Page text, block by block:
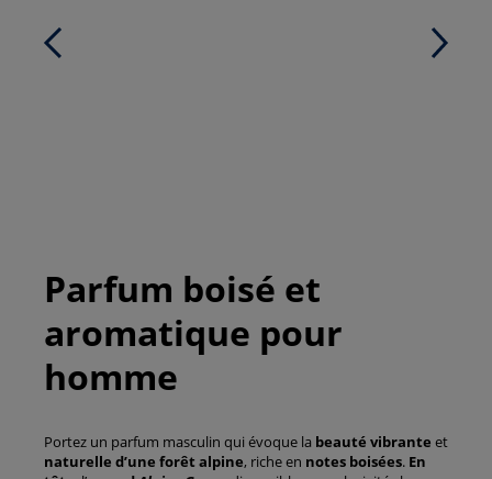
Parfum boisé et
aromatique pour
homme
Portez un parfum masculin qui évoque la beauté vibrante et
naturelle d’une forêt alpine, riche en notes boisées. En